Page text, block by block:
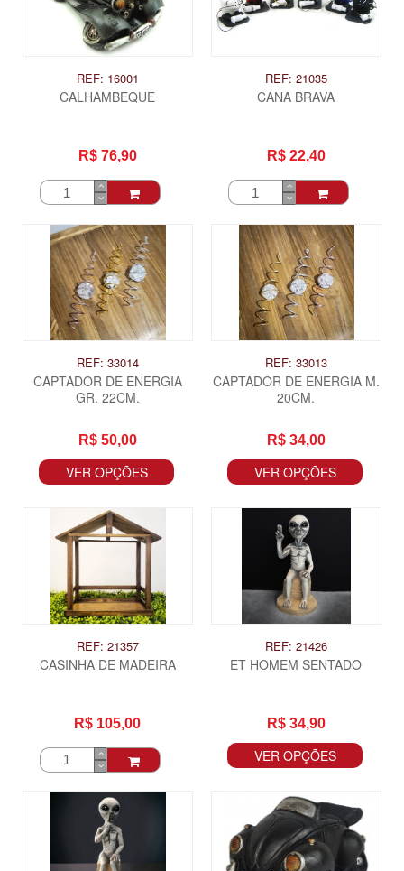
REF: 16001
CALHAMBEQUE
R$ 76,90
REF: 21035
CANA BRAVA
R$ 22,40
REF: 33014
CAPTADOR DE ENERGIA
GR. 22CM.
R$ 50,00
VER OPÇÕES
REF: 33013
CAPTADOR DE ENERGIA M.
20CM.
R$ 34,00
VER OPÇÕES
REF: 21357
CASINHA DE MADEIRA
R$ 105,00
REF: 21426
ET HOMEM SENTADO
R$ 34,90
VER OPÇÕES